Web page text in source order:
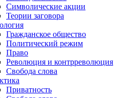
Символические акции
Теории заговора
Гражданское общество
Политический режим
Право
Революция и контрреволюция
Свобода слова
Приватность